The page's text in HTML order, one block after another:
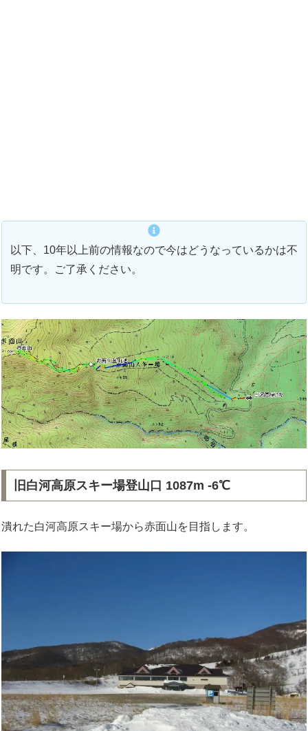
以下、10年以上前の情報なので今はどうなっているかは不
明です。ご了承ください。
旧白河高原スキー場登山口 1087m -6℃
潰れた白河高原スキー場から赤面山を目指します。